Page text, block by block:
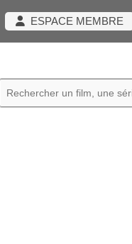
ESPACE MEMBRE